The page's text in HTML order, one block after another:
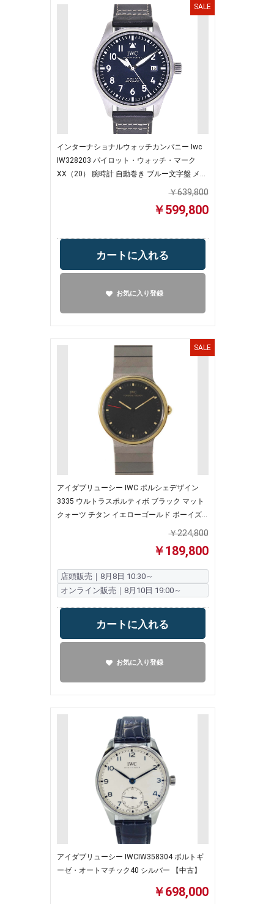
インターナショナルウォッチカンパニー Iwc
IW328203 パイロット・ウォッチ・マーク
XX（20） 腕時計 自動巻き ブルー文字盤 メン
￥639,800
￥599,800
カートに入れる
お気に入り登録
SALE
アイダブリューシー IWC ポルシェデザイン
3335 ウルトラスポルティボ ブラック マット
クォーツ チタン イエローゴールド ボーイズ
￥224,800
￥189,800
店頭販売｜8月8日 10:30～
オンライン販売｜8月10日 19:00～
カートに入れる
お気に入り登録
SALE
アイダブリューシー IWCIW358304 ポルトギ
ーゼ・オートマチック40 シルバー 【中古】
￥698,000